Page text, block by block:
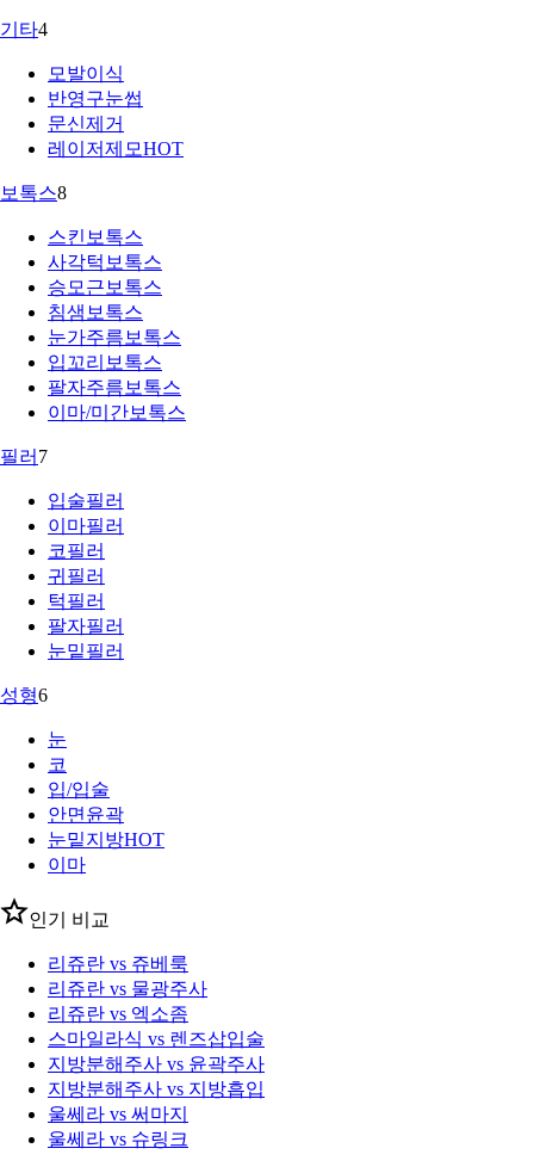
기타4
모발이식
반영구눈썹
문신제거
레이저제모HOT
보톡스8
스킨보톡스
사각턱보톡스
승모근보톡스
침샘보톡스
눈가주름보톡스
입꼬리보톡스
팔자주름보톡스
이마/미간보톡스
필러 7
입술필러
이마필러
코필러
귀필러
턱필러
팔자필러
눈밑필러
성형6
눈
코
입/입술
안면윤곽
눈밑지방HOT
이마
인기 비교
리쥬란 vs 쥬베룩
리쥬란 vs 물광주사
리쥬란 vs 엑소좀
스마일라식 vs 렌즈삽입술
지방분해주사 vs 윤곽주사
지방분해주사 vs 지방흡입
울쎄라 vs 써마지
울쎄라 vs 슈링크